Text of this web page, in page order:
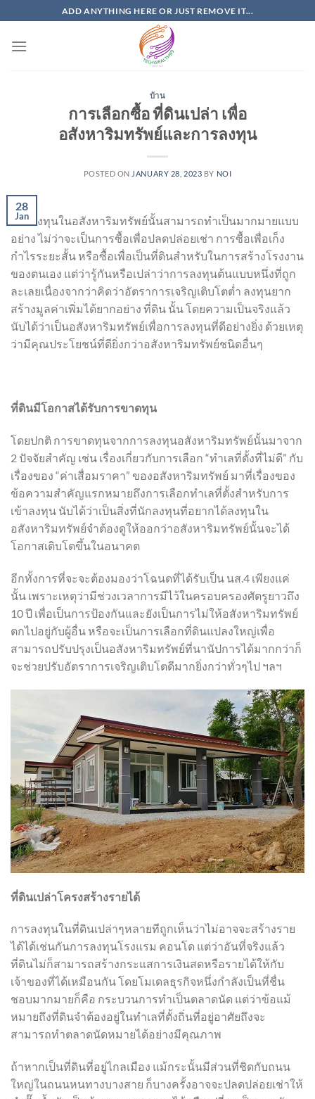
to
content
ADD ANYTHING HERE OR JUST REMOVE IT...
บ้าน
การเลือกซื้อ ที่ดินเปล่า เพื่อ
อสังหาริมทรัพย์และการลงทุน
POSTED ON JANUARY 28, 2023 BY NOI
28
Jan
การลงทุนในอสังหาริมทรัพย์นั้นสามารถทำเป็นมากมายแบบ
อย่าง ไม่ว่าจะเป็นการซื้อเพื่อปลดปล่อยเช่า การซื้อเพื่อเก็ง
กำไรระยะสั้น หรือซื้อเพื่อเป็นที่ดินสำหรับในการสร้างโรงงาน
ของตนเอง แต่ว่ารู้กันหรือเปล่าว่าการลงทุนต้นแบบหนึ่งที่ถูก
ละเลยเนื่องจากว่าคิดว่าอัตราการเจริญเติบโตต่ำ ลงทุนยาก
สร้างมูลค่าเพิ่มได้ยากอย่าง ที่ดิน นั้น โดยความเป็นจริงแล้ว
นับได้ว่าเป็นอสังหาริมทรัพย์เพื่อการลงทุนที่ดีอย่างยิ่ง ด้วยเหตุ
ว่ามีคุณประโยชน์ที่ดียิ่งกว่าอสังหาริมทรัพย์ชนิดอื่นๆ
ที่ดินมีโอกาสได้รับการขาดทุน
โดยปกติ การขาดทุนจากการลงทุนอสังหาริมทรัพย์นั้นมาจาก
2 ปัจจัยสำคัญ เช่น เรื่องเกี่ยวกับการเลือก “ทำเลที่ตั้งที่ไม่ดี” กับ
เรื่องของ “ค่าเสื่อมราคา” ของอสังหาริมทรัพย์ มาที่เรื่องของ
ข้อความสำคัญแรกหมายถึงการเลือกทำเลที่ตั้งสำหรับการ
เข้าลงทุน นับได้ว่าเป็นสิ่งที่นักลงทุนที่อยากได้ลงทุนใน
อสังหาริมทรัพย์จำต้องดูให้ออกว่าอสังหาริมทรัพย์นั้นจะได้
โอกาสเติบโตขึ้นในอนาคต
อีกทั้งการที่จะจะต้องมองว่าโฉนดที่ได้รับเป็น นส.4 เพียงแค่
นั้น เพราะเหตุว่ามีช่วงเวลาการมีไว้ในครอบครองศัตรูยาวถึง
10 ปี เพื่อเป็นการป้องกันและยังเป็นการไม่ให้อสังหาริมทรัพย์
ตกไปอยู่กับผู้อื่น หรือจะเป็นการเลือกที่ดินแปลงใหญ่เพื่อ
สามารถปรับปรุงเป็นอสังหาริมทรัพย์ที่นานัปการได้มากกว่าก็
จะช่วยปรับอัตราการเจริญเติบโตดีมากยิ่งกว่าทั่วๆไป ฯลฯ
ที่ดินเปล่าโครงสร้างรายได้
การลงทุนในที่ดินเปล่าๆหลายทีถูกเห็นว่าไม่อาจจะสร้างราย
ได้ได้เช่นกันการลงทุนโรงแรม คอนโด แต่ว่าอันที่จริงแล้ว
ที่ดินไม่ก็สามารถสร้างกระแสการเงินสดหรือรายได้ให้กับ
เจ้าของที่ได้เหมือนกัน โดยโมเดลธุรกิจหนึ่งกำลังเป็นที่ชื่น
ชอบมากมายก็คือ กระบวนการทำเป็นตลาดนัด แต่ว่าข้อแม้
หมายถึงที่ดินจำต้องอยู่ในทำเลที่ตั้งถิ่นที่อยู่อาศัยถึงจะ
สามารถทำตลาดนัดหมายได้อย่างมีคุณภาพ
ถ้าหากเป็นที่ดินที่อยู่ไกลเมือง แม้กระนั้นมีส่วนที่ชิดกับถนน
ใหญ่ในถนนหนทางบางสาย ก็บางครั้งอาจจะปลดปล่อยเช่าให้